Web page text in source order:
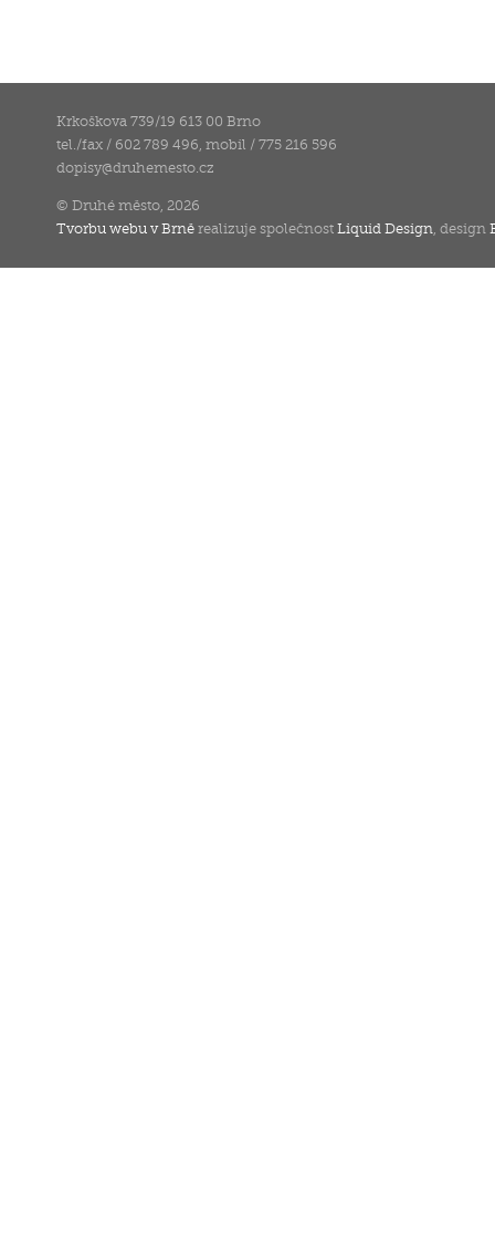
Krkoškova 739/19 613 00 Brno
tel./fax / 602 789 496, mobil / 775 216 596
dopisy@druhemesto.cz
© Druhé město, 2026
Tvorbu webu v Brně realizuje společnostLiquid Design , design